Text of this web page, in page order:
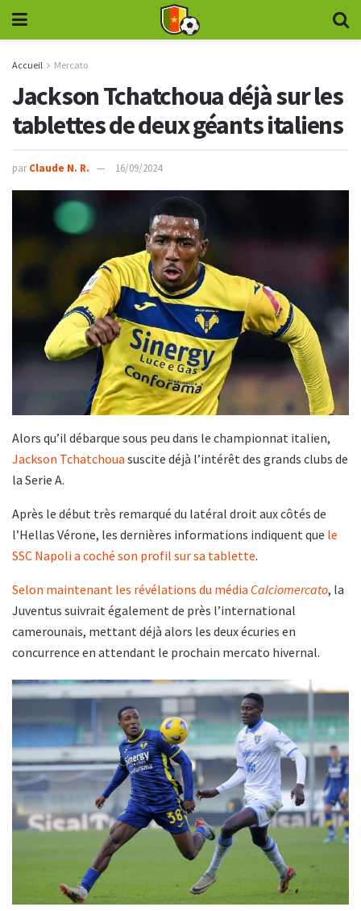
Accueil Mercato
Jackson Tchatchoua déjà sur les
tablettes de deux géants italiens
par Claude N. R. 16/09/2024
Alors qu’il débarque sous peu dans le championnat italien,
Jackson Tchatchoua suscite déjà l’intérêt des grands clubs de
la Serie A.
Après le début très remarqué du latéral droit aux côtés de
l’Hellas Vérone, les dernières informations indiquent que le
SSC Napoli a coché son profil sur sa tablette.
Selon maintenant les révélations du média Calciomercato, la
Juventus suivrait également de près l’international
camerounais, mettant déjà alors les deux écuries en
concurrence en attendant le prochain mercato hivernal.